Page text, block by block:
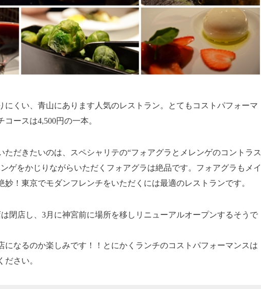
にくい、青山にあります人気のレストラン。とてもコストパフォーマ
ースは4,500円の一本。
ただきたいのは、スペシャリテの“フォアグラとメレンゲのコントラス
ゲをかじりながらいただくフォアグラは絶品です。フォアグラもメイ
妙！東京でモダンフレンチをいただくには最適のレストランです。
閉店し、3月に神宮前に場所を移しリニューアルオープンするそうで
になるのか楽しみです！！とにかくランチのコストパフォーマンスは
さい。